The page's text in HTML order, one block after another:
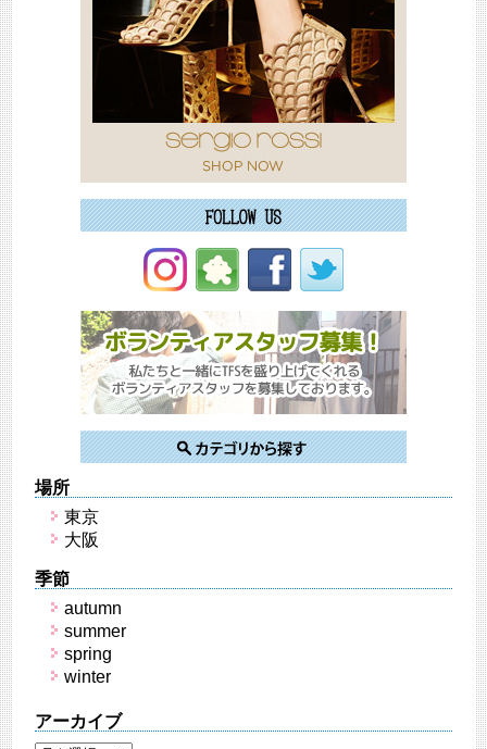
場所
東京
大阪
季節
autumn
summer
spring
winter
アーカイブ